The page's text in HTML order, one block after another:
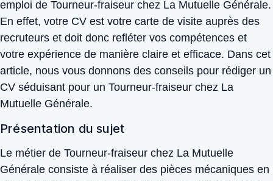
emploi de Tourneur-fraiseur chez La Mutuelle Générale.
En effet, votre CV est votre carte de visite auprès des
recruteurs et doit donc refléter vos compétences et
votre expérience de manière claire et efficace. Dans cet
article, nous vous donnons des conseils pour rédiger un
CV séduisant pour un Tourneur-fraiseur chez La
Mutuelle Générale.
Présentation du sujet
Le métier de Tourneur-fraiseur chez La Mutuelle
Générale consiste à réaliser des pièces mécaniques en